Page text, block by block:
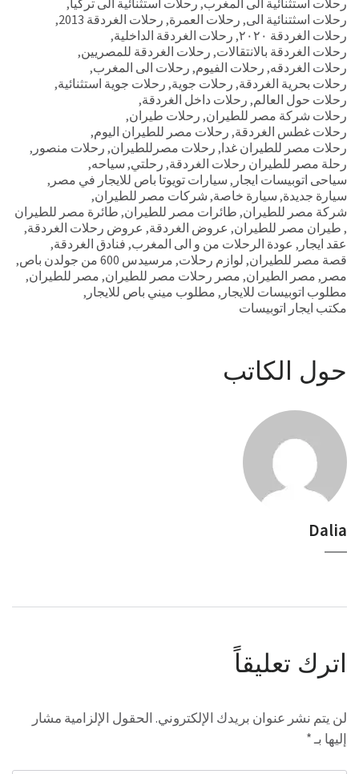
رحلات استثنائية الى المغرب, رحلات استثنائية الى تركيا,
رحلات اسثتنائية الى, رحلات العمرة, رحلات الغردقة 2013
,
رحلات الغردقة ٢٠٢٠
, رحلات الغردقة الداخلية,
رحلات الغردقة بالانتقالات, رحلات الغردقة للمصريين,
رحلات الغردقه, رحلات الفيوم, رحلات الى المغرب,
رحلات بحرية الغردقة, رحلات جوية, رحلات جوية استثنائية,
رحلات حول العالم, رحلات داخل الغردقة,
رحلات شركة مصر للطيران, رحلات طيران,
رحلات غطس الغردقة, رحلات مصر للطيران اليوم,
رحلات مصر للطيران غدا, رحلات مصرللطيران, رحلات منصور ,
رحلة مصر للطيران رحلات الغردقة, رحلتي, سياحه,
سياحى اتوبيسات ايجار , سيارات تويوتا باص للايجار في مصر ,
سيارة جديدة, سيارة خاصة, شركات مصر للطيران,
شركة مصر للطيران, طائرات مصر للطيران, طائرة مصر للطيران
, طيران مصر للطيران, عروض الغردقة, عروض رحلات الغردقة,
عقد ايجار , عودة الرحلات من و الى المغرب, فنادق الغردقة,
قصة مصر للطيران, لوازم رحلات, مرسيدس 600 من جولدن باص
,
مصر , مصر الطيران, مصر رحلات مصر للطيران, مصر للطيران,
مطلوب اتوبيسات للايجار , مطلوب ميني باص للايجار ,
مكتب ايجار اتوبيسات
حول الكاتب
Dalia
اترك تعليقاً
لن يتم نشر عنوان بريدك الإلكتروني. الحقول الإلزامية مشار
إليها بـ*